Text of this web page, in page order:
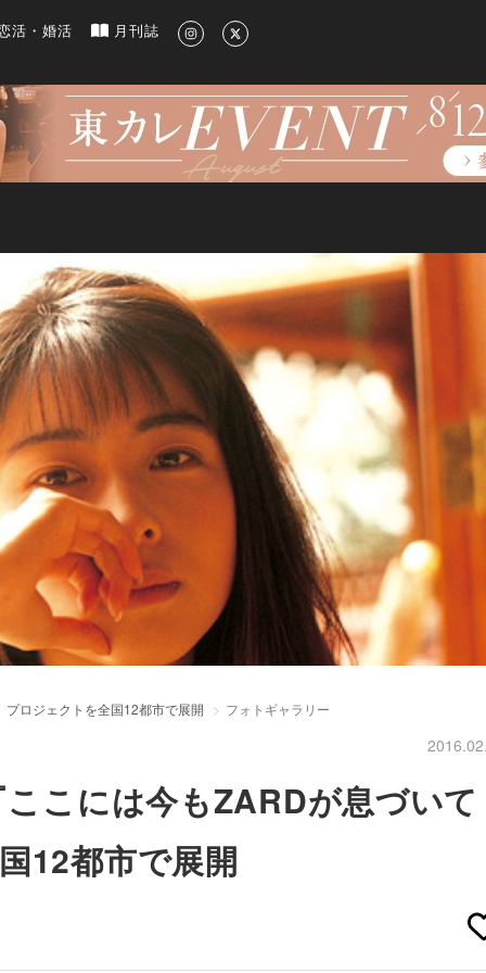
ルメ、洗練されたライフスタイル情報
活・婚活 月刊誌
ロジェクトを全国12都市で展開 フォトギャラリー
こには今もZARDが息づいて
12都市で展開